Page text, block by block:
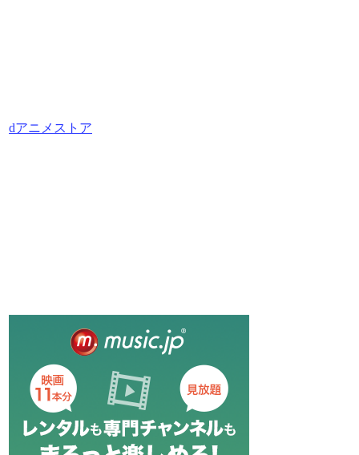
dアニメストア